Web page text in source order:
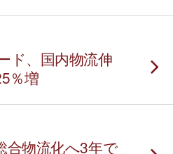
ド、国内物流伸
％増
合物流化へ3年で